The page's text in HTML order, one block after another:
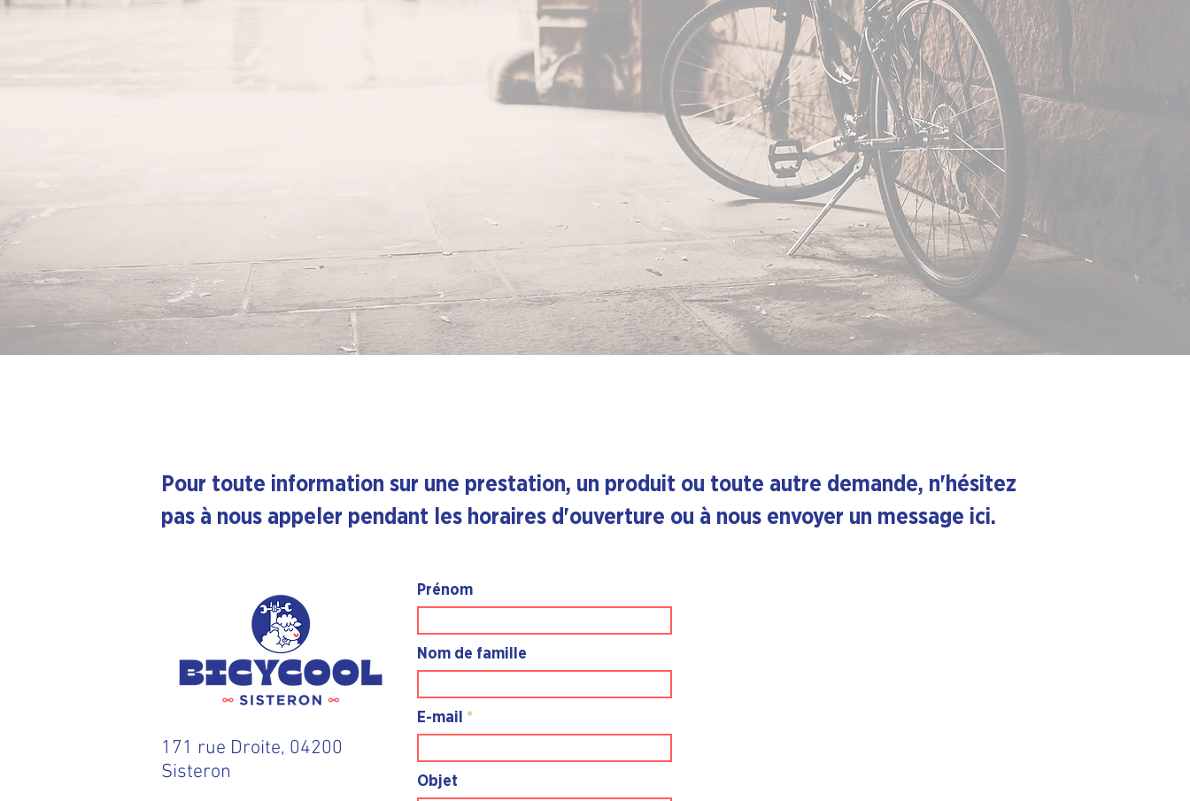
passé mon diplôme de moniteur vélo pour pouvoir maintenant enseigner la
pratique du vélo dans les écoles et agrandir ainsi mes domaines d'intervention.
Dans la boutique Bicycool de Sisteron, je souhaite proposer des solutions pour
améliorer l'utilisation du vélo dans la commune, revaloriser les pièces d'occasion
pour prolonger leur durée de vie et proposer un lieu chaleureux pour les
voyageurs à vélo, pratique qui me passionne et que j'encourage.
Peace, Love & Bicycle
Pour toute information sur une prestation, un produit ou toute autre demande, n'hésitez
pas à nous appeler pendant les horaires d'ouverture ou à nous envoyer un message ici.
171 rue Droite, 04200
Sisteron
Prénom
Nom de famille
E-mail
Objet